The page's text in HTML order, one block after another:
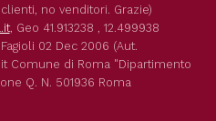
no venditori. Grazie)
, Geo 41.913238 , 12.499938
02 Dec 2006 (Aut.
Comune di Roma "Dipartimento
Q. N. 501936 Roma